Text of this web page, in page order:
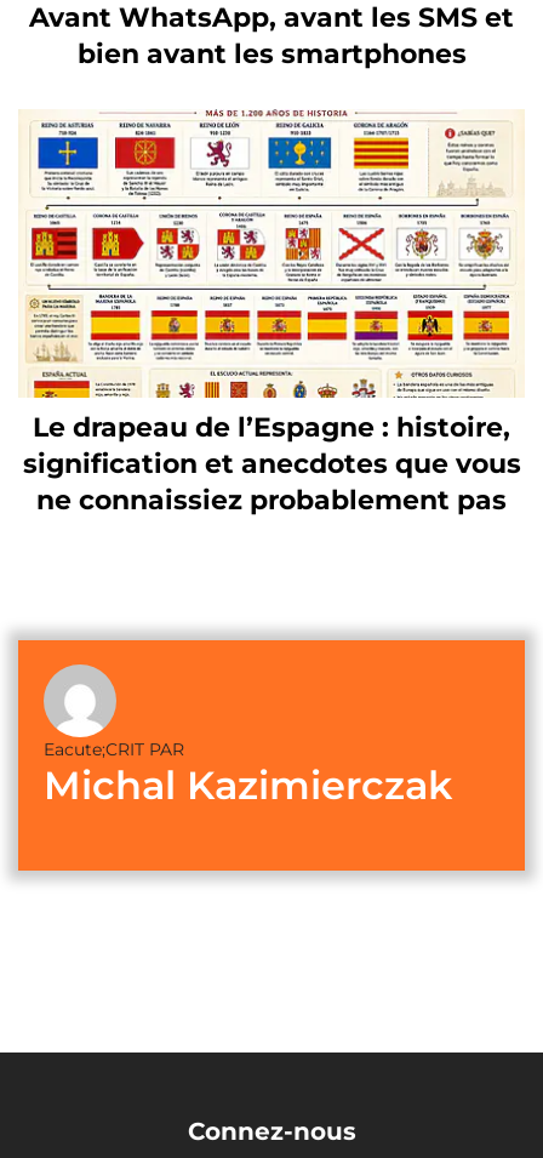
Avant WhatsApp, avant les SMS et
bien avant les smartphones
Le drapeau de l’Espagne : histoire,
signification et anecdotes que vous
ne connaissiez probablement pas
Eacute;CRIT PAR
Michal Kazimierczak
Connez-nous